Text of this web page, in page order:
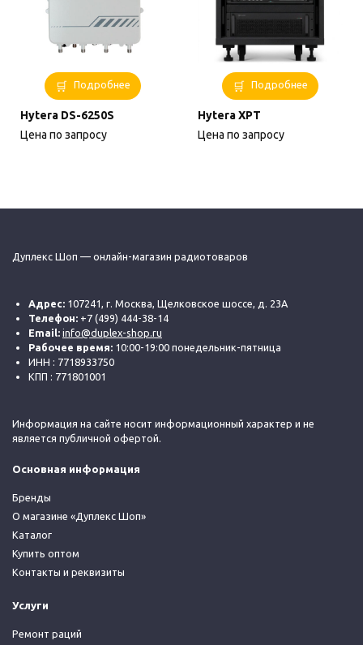
Подробнее
Hytera DS-6250S
Цена по запросу
Подробнее
Hytera XPT
Цена по запросу
Дуплекс Шоп — онлайн-магазин радиотоваров
Адрес: 107241, г. Москва, Щелковское шоссе, д. 23А
Телефон: +7 (499) 444-38-14
Email: info@duplex-shop.ru
Рабочее время: 10:00-19:00 понедельник-пятница
ИНН : 7718933750
КПП : 771801001
Информация на сайте носит информационный характер и не
является публичной офертой.
Основная информация
Бренды
О магазине «Дуплекс Шоп»
Каталог
Купить оптом
Контакты и реквизиты
Услуги
Ремонт раций